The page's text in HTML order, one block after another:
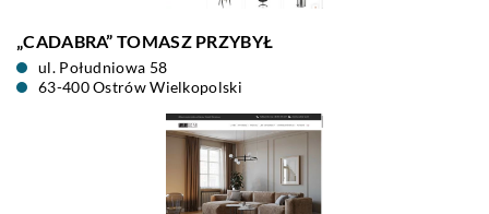
„CADABRA” TOMASZ PRZYBYŁ
ul. Południowa 58
63-400 Ostrów Wielkopolski